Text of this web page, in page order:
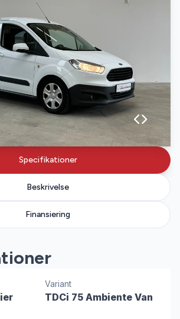
Specifikationer
Beskrivelse
Finansiering
Variant
TDCi 75 Ambiente Van